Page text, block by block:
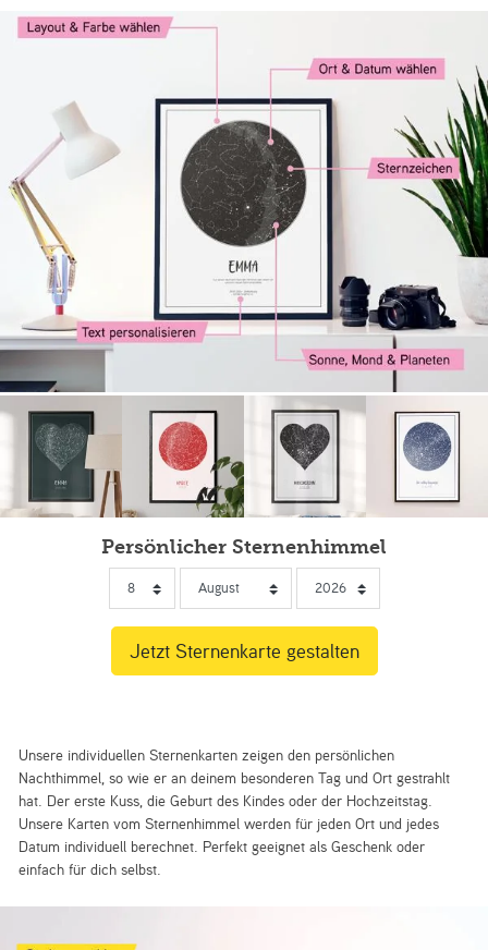
Persönlicher Sternenhimmel
Unsere individuellen Sternenkarten zeigen den persönlichen
Nachthimmel, so wie er an deinem besonderen Tag und Ort gestrahlt
hat. Der erste Kuss, die Geburt des Kindes oder der Hochzeitstag.
Unsere Karten vom Sternenhimmel werden für jeden Ort und jedes
Datum individuell berechnet. Perfekt geeignet als Geschenk oder
einfach für dich selbst.